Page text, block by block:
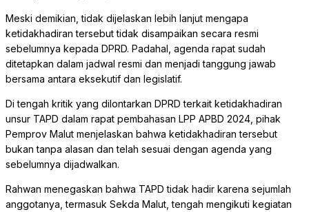
Meski demikian, tidak dijelaskan lebih lanjut mengapa
ketidakhadiran tersebut tidak disampaikan secara resmi
sebelumnya kepada DPRD. Padahal, agenda rapat sudah
ditetapkan dalam jadwal resmi dan menjadi tanggung jawab
bersama antara eksekutif dan legislatif.
Di tengah kritik yang dilontarkan DPRD terkait ketidakhadiran
unsur TAPD dalam rapat pembahasan LPP APBD 2024, pihak
Pemprov Malut menjelaskan bahwa ketidakhadiran tersebut
bukan tanpa alasan dan telah sesuai dengan agenda yang
sebelumnya dijadwalkan.
Rahwan menegaskan bahwa TAPD tidak hadir karena sejumlah
anggotanya, termasuk Sekda Malut, tengah mengikuti kegiatan